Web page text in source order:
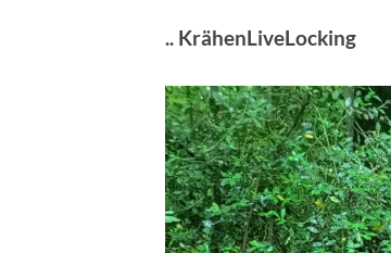
.. KrähenLiveLocking